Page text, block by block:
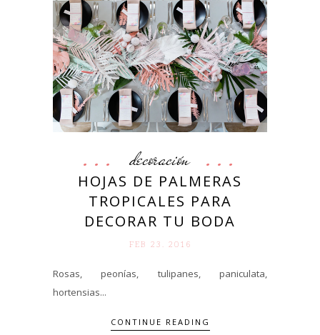
decoración
HOJAS DE PALMERAS
TROPICALES PARA
DECORAR TU BODA
FEB 23. 2016
Rosas, peonías, tulipanes, paniculata,
hortensias...
CONTINUE READING